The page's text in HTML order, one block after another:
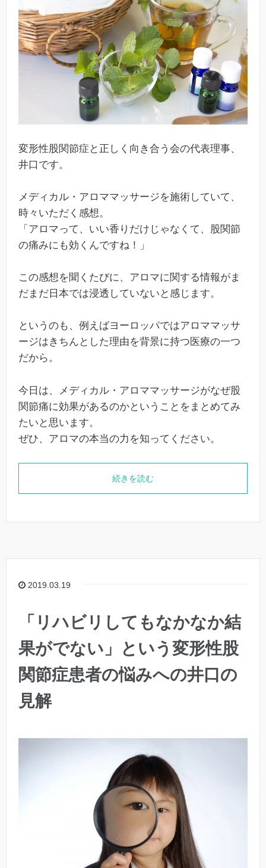
変形性股関節症と正しく向き合う会の代表理事、
井口です。
メディカル・アロママッサージを施術していて、
時々いただく感想。
「アロマって、いい香りだけじゃなくて、股関節
の痛みにも効くんですね！」
この感想を聞くたびに、アロマに関する情報がま
だまだ日本では浸透していないと感じます。
というのも、例えばヨーロッパではアロママッサ
ージはきちんとした理由を背景に持つ医療の一つ
だから。
今日は、メディカル・アロママッサージがなぜ股
関節痛に効果があるのかということをまとめてみ
たいと思います。
ぜひ、アロマの本当の力を知ってください。
続きを読む
2019.03.19
「リハビリしてもなかなか結
果がでない」という変形性股
関節症患者の悩みへの井口の
見解